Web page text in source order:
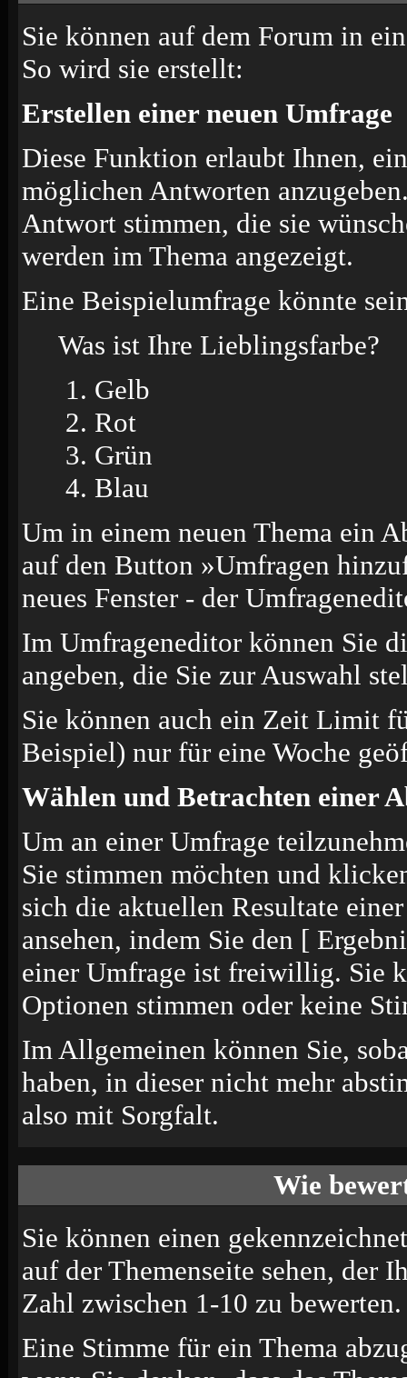
Sie können auf dem Forum in
So wird sie erstellt:
Erstellen einer neuen Umfrage
Diese Funktion erlaubt Ihnen,
möglichen Antworten
Antwort stimmen, die sie
werden im Thema angezeigt.
Eine Beispielumfrage könnte
Was ist Ihre Lieblingsfarbe?
Gelb
Rot
Grün
Blau
Um in einem neuen Thema ein
auf den Button »Umfragen
neues Fenster - der
Im Umfrageneditor können Sie
angeben, die Sie zur Auswahl
Sie können auch ein Zeit Limit
Beispiel) nur für eine Woche
Wählen und Betrachten einer
Um an einer Umfrage
Sie stimmen möchten und
sich die aktuellen Resultate
ansehen, indem Sie den [
einer Umfrage ist freiwillig. Sie
Optionen stimmen oder keine
Im Allgemeinen können Sie,
haben, in dieser nicht mehr
also mit Sorgfalt.
Wie
Sie können einen
auf der Themenseite sehen, der
Zahl zwischen 1-10 zu bewerten.
Eine Stimme für ein Thema